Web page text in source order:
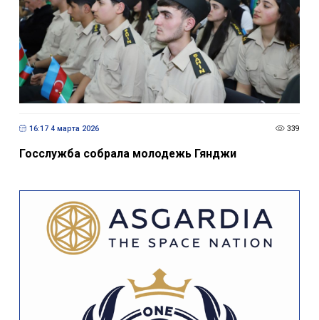
16:17 4 марта 2026 339
Госслужба собрала молодежь Гянджи